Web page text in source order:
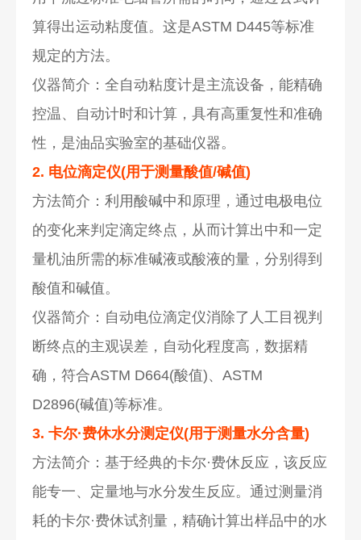
算得出运动粘度值。这是ASTM D445等标准
规定的方法。
仪器简介：全自动粘度计是主流设备，能精确
控温、自动计时和计算，具有高重复性和准确
性，是油品实验室的基础仪器。
2. 电位滴定仪(用于测量酸值/碱值)
方法简介：利用酸碱中和原理，通过电极电位
的变化来判定滴定终点，从而计算出中和一定
量机油所需的标准碱液或酸液的量，分别得到
酸值和碱值。
仪器简介：自动电位滴定仪消除了人工目视判
断终点的主观误差，自动化程度高，数据精
确，符合ASTM D664(酸值)、ASTM
D2896(碱值)等标准。
3. 卡尔·费休水分测定仪(用于测量水分含量)
方法简介：基于经典的卡尔·费休反应，该反应
能专一、定量地与水分发生反应。通过测量消
耗的卡尔·费休试剂量，精确计算出样品中的水